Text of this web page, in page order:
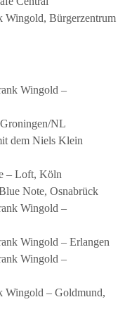
Wingold, Bürgerzentrum
Wingold –
NL
dem Niels Klein
– Loft, Köln
Note, Osnabrück
Wingold –
Wingold – Erlangen
Wingold –
Wingold – Goldmund,